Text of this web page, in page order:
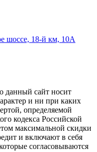
шоссе, 18-й км, 10А
данный сайт носит
и ни при каких
определяемой
кодекса Российской
максимальной скидки
и включают в себя
согласовываются